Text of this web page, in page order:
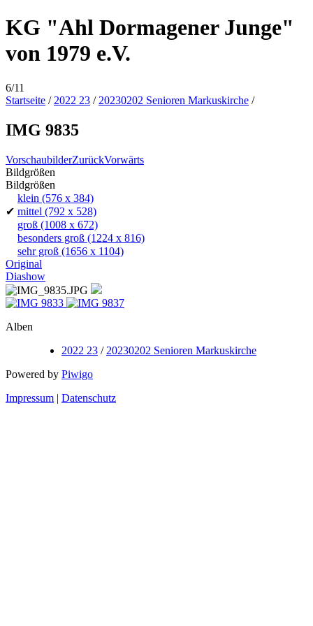
KG "Ahl Dormagener Junge"
von 1979 e.V.
6/11
Startseite / 2022 23 / 20230202 Senioren Markuskirche /
IMG 9835
VorschaubilderZurückVorwärts
Bildgrößen
Bildgrößen
klein (576 x 384)
✔ mittel (792 x 528)
groß (1008 x 672)
besonders groß (1224 x 816)
sehr groß (1656 x 1104)
Original
Diashow
Alben
2022 23 / 20230202 Senioren Markuskirche
Powered by Piwigo
Impressum | Datenschutz